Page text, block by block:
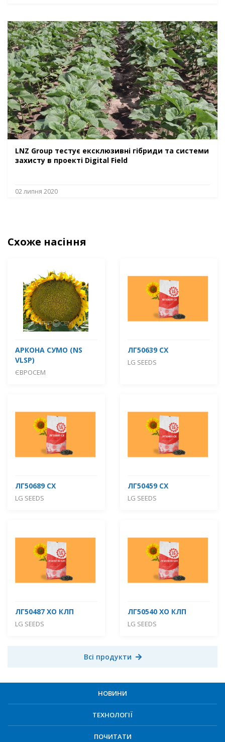
LNZ Group тестує ексклюзивні гібриди та системи
захисту в проекті Digital Field
02 липня 2020
Схоже насіння
АРКОНА СУМО (NS
VLSP)
ЄВРОСЕМ
ЛГ50639 СХ
LG SEEDS
ЛГ50689 СХ
LG SEEDS
ЛГ50459 СХ
LG SEEDS
ЛГ50487 ХО КЛП
LG SEEDS
ЛГ50540 ХО КЛП
LG SEEDS
Всі продукти
НОВИНИ
ТЕХНОЛОГІЇ
ПОЧИТАТИ